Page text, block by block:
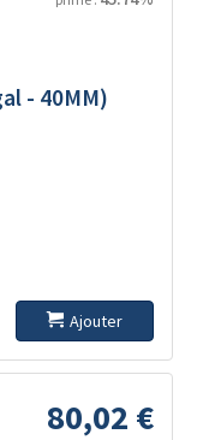
- 40MM)
Ajouter
80,02 €